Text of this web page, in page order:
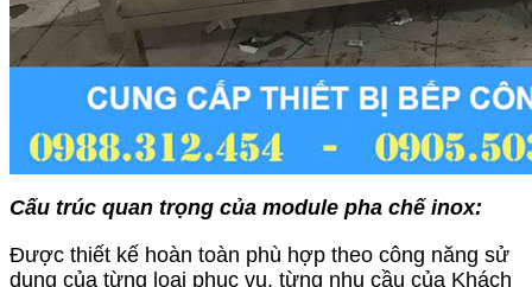
Cấu trúc quan trọng của module pha chế inox:
Được thiết kế hoàn toàn phù hợp theo công năng sử
dụng của từng loại phục vụ, từng nhu cầu của Khách